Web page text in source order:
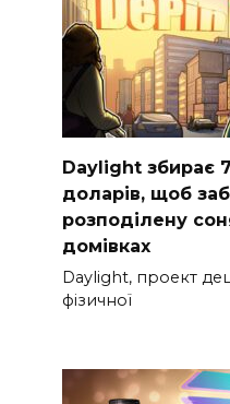
Daylight збирає
доларів, щоб
розподілену
домівках
Daylight, проект
фізичної